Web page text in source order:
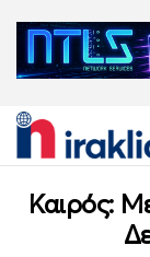
Καιρός: